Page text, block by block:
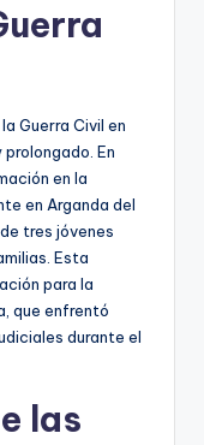
Guerra Civil en
En
en la
en Arganda del
tres jóvenes
Esta
para la
que enfrentó
durante el
las